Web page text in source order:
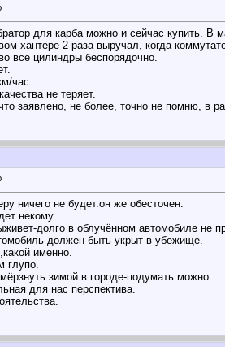
для карба можно и сейчас купить. В
хантере 2 раза выручал, когда
все цилиндры беспорядочно.
час.
не теряет.
заявлено, не более, точно не помню, в
ничего не будет.он же обесточен.
некому.
долго в облучённом автомобиле не
должен быть укрыт в убежище.
именно.
глупо.
зимой в городе-подумать можно.
для нас перспектива.